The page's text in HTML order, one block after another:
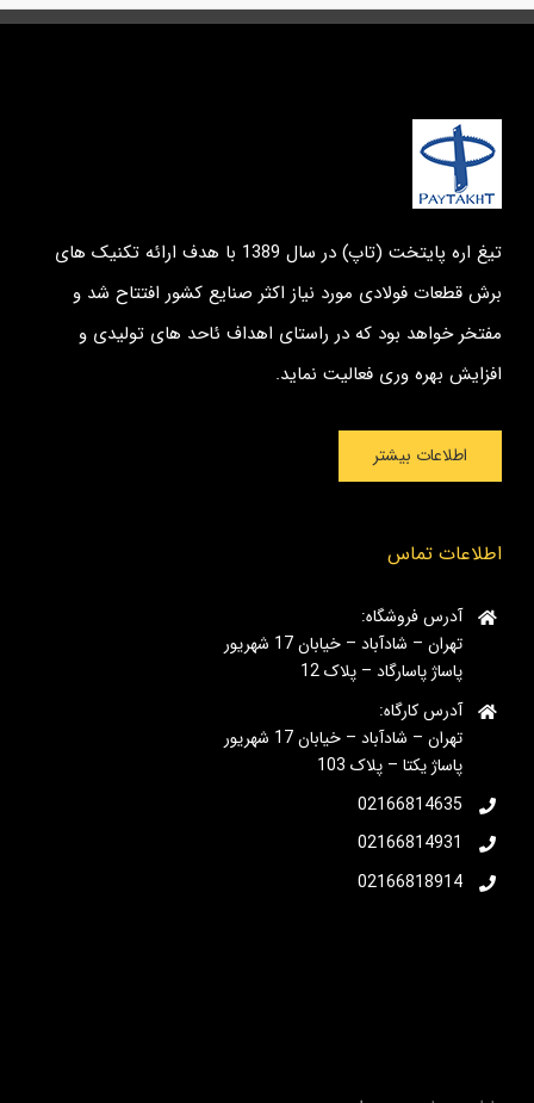
تیغ اره پایتخت (تاپ) در سال 1389 با هدف ارائه تکنیک های
برش قطعات فولادی مورد نیاز اکثر صنایع کشور افتتاح شد و
مفتخر خواهد بود که در راستای اهداف ئاحد های تولیدی و
افزایش بهره وری فعالیت نماید.
اطلاعات بیشتر
اطلاعات تماس
آدرس فروشگاه:
تهران – شادآباد – خیابان 17 شهریور
پاساژ پاسارگاد – پلاک 12
آدرس کارگاه:
تهران – شادآباد – خیابان 17 شهریور
پاساژ یکتا – پلاک 103
02166814635
02166814931
02166818914